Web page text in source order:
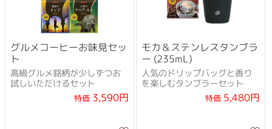
グルメコーヒーお味見セッ
ト
高級グルメ銘柄が少しずつお
試しいただけるセット
特価3,590円
モカ＆ステンレスタンブラ
ー (235mL)
人気のドリップバッグと香り
を楽しむタンブラーセット
特価5,480円